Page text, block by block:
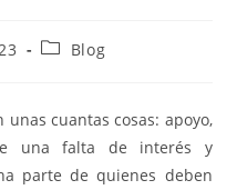
PostBlog
cuantas cosas: apoyo,
una falta de interés y
parte de quienes deben